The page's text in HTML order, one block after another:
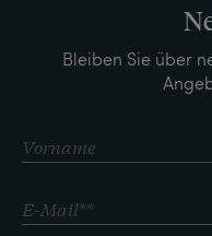
Bleiben Sie über